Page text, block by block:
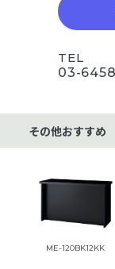
TEL
03-
その他おすすめ
ME-120BK12KK